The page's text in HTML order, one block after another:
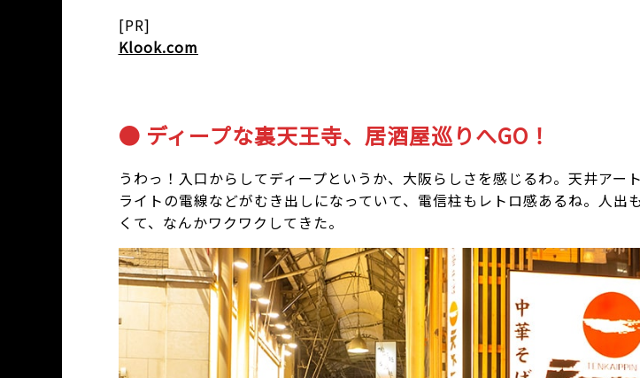
[PR]
Klook.com
● ディープな裏天王寺、居酒屋巡りへGO！
うわっ！入口からしてディープというか、大阪らしさを感じるわ。天井アー
ライトの電線などがむき出しになっていて、電信柱もレトロ感あるね。人出
くて、なんかワクワクしてきた。